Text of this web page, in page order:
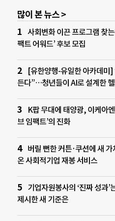
많이 본 뉴스 >
사회변화 이끈 프로그램 찾
팩트 어워드’ 후보 모집
[유한양행-유일한 아카데미]
든다”…청년들이 AI로 설계한
K팝 무대에 태양광, 이케아
브 임팩트’의 진화
버릴 뻔한 커튼·쿠션에 새
온 사회적기업 재봉 서비스
기업자원봉사의 ‘진짜 성과
제시한 새 기준은